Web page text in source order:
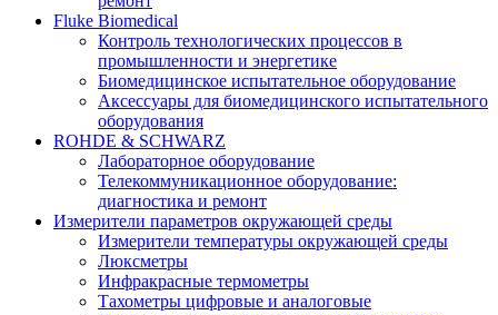
Fluke Biomedical
Контроль технологических процессов в
промышленности и энергетике
Биомедицинское испытательное оборудование
Аксессуары для биомедицинского испытательного
оборудования
ROHDE & SCHWARZ
Лабораторное оборудование
Телекоммуникационное оборудование:
диагностика и ремонт
Измерители параметров окружающей среды
Измерители температуры окружающей среды
Люксметры
Инфракрасные термометры
Тахометры цифровые и аналоговые